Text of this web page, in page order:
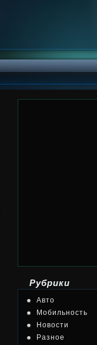
Рубрики
Авто
Мобильность
Новости
Разное